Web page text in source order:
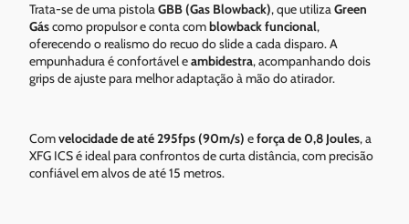
Trata-se de uma pistolaGBB (Gas Blowback), que utilizaGreen
Gáscomo propulsor e conta com blowback funcional,
oferecendo o realismo do recuo do slide a cada disparo. A
empunhadura é confortável eambidestra, acompanhando dois
grips de ajuste para melhor adaptação à mão do atirador.
Comvelocidade de até 295fps (90m/s) eforça de 0,8 Joules, a
XFG ICS é ideal para confrontos de curta distância, com precisão
confiável em alvos de até 15 metros.